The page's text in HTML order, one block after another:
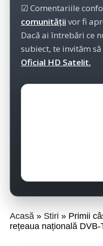
☑ Comentariile
comunității vor fi
Dacă ai întrebări ce
subiect, te invităm
Oficial HD Satelit.
Acasă Stiri
Primii
rețeaua națională